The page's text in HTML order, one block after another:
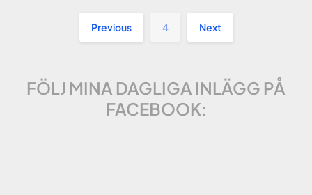
Previous 4 Next
FÖLJ MINA DAGLIGA INLÄGG PÅ
FACEBOOK: